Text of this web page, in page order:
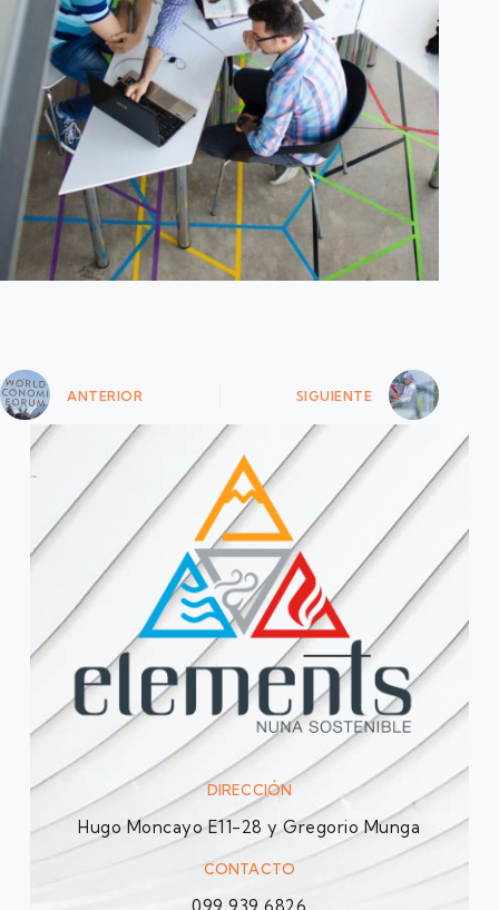
ANTERIOR SIGUIENTE
DIRECCIÓN
Hugo Moncayo E11-28 y Gregorio Munga
CONTACTO